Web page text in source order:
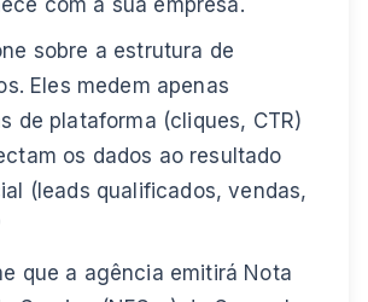
com a sua empresa.
sobre a estrutura de
Eles medem apenas
de plataforma (cliques, CTR)
os dados ao resultado
(leads qualificados, vendas,
que a agência emitirá Nota